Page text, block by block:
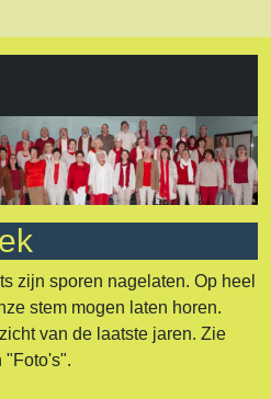
zijn sporen nagelaten. Op heel
stem mogen laten horen.
van de laatste jaren. Zie
"Foto's".